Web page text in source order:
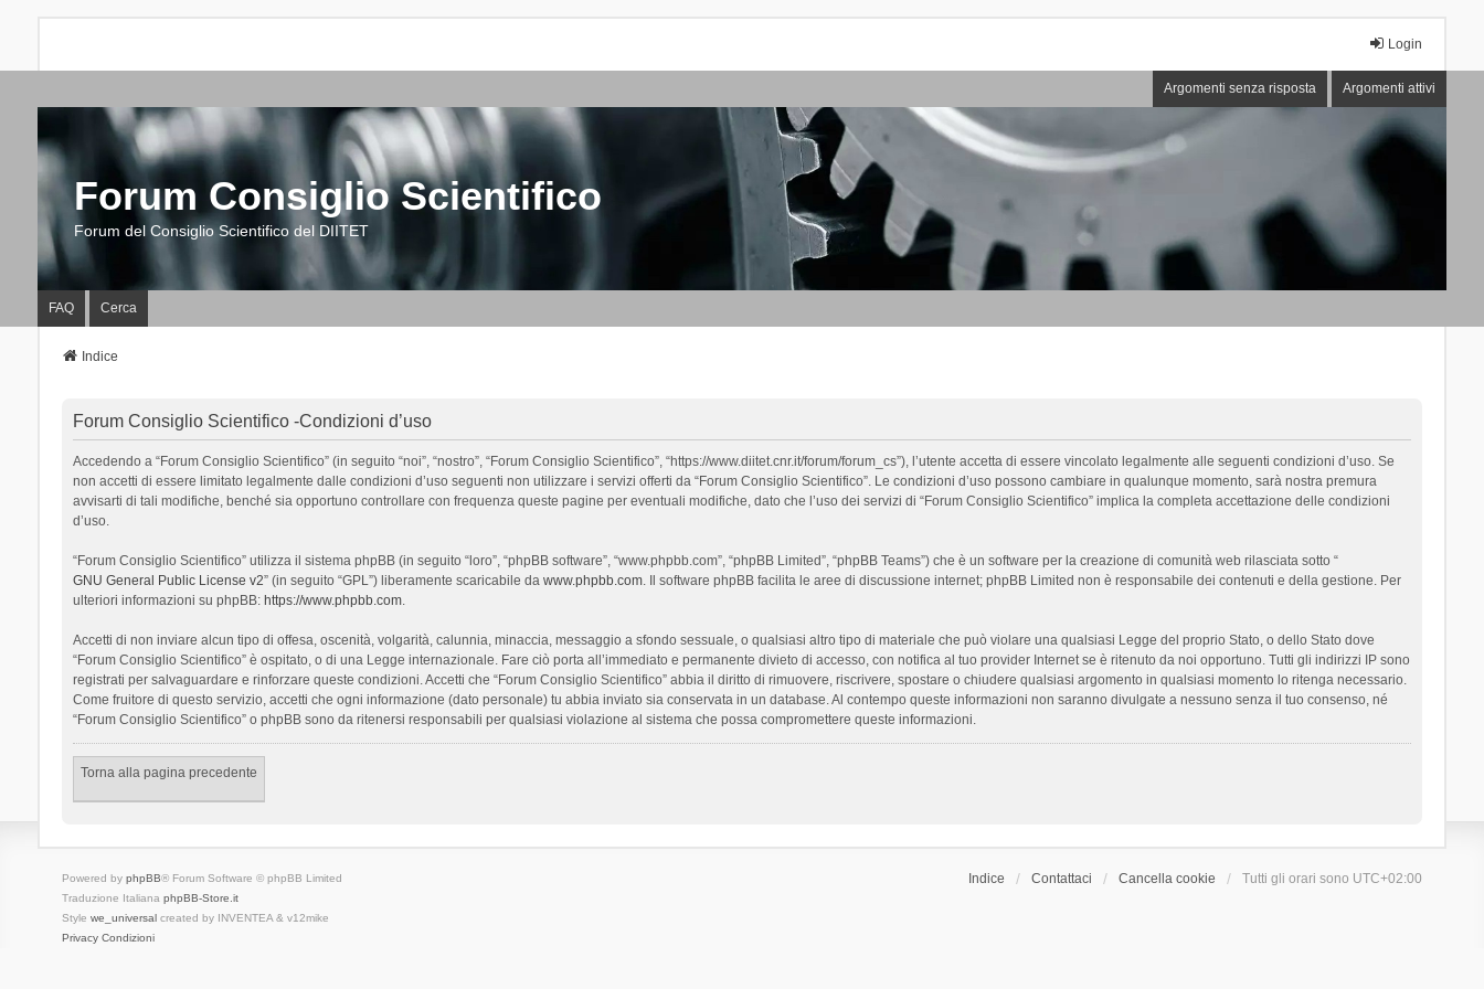
Login
Argomenti senza risposta Argomenti attivi
Forum Consiglio Scientifico
Forum del Consiglio Scientifico del DIITET
FAQ Cerca
Indice
Forum Consiglio Scientifico -Condizioni d’uso
Accedendo a “Forum Consiglio Scientifico” (in seguito “noi”, “nostro”, “Forum Consiglio Scientifico”, “https://www.diitet.cnr.it/forum/forum_cs”), l’utente accetta di essere vincolato legalmente alle seguenti condizioni d’uso. Se
non accetti di essere limitato legalmente dalle condizioni d’uso seguenti non utilizzare i servizi offerti da “Forum Consiglio Scientifico”. Le condizioni d’uso possono cambiare in qualunque momento, sarà nostra premura
avvisarti di tali modifiche, benché sia opportuno controllare con frequenza queste pagine per eventuali modifiche, dato che l’uso dei servizi di “Forum Consiglio Scientifico” implica la completa accettazione delle condizioni
d’uso.
“Forum Consiglio Scientifico” utilizza il sistema phpBB (in seguito “loro”, “phpBB software”, “www.phpbb.com”, “phpBB Limited”, “phpBB Teams”) che è un software per la creazione di comunità web rilasciata sotto “
GNU General Public License v2” (in seguito “GPL”) liberamente scaricabile da www.phpbb.com. Il software phpBB facilita le aree di discussione internet; phpBB Limited non è responsabile dei contenuti e della gestione. Per
ulteriori informazioni su phpBB: https://www.phpbb.com.
Accetti di non inviare alcun tipo di offesa, oscenità, volgarità, calunnia, minaccia, messaggio a sfondo sessuale, o qualsiasi altro tipo di materiale che può violare una qualsiasi Legge del proprio Stato, o dello Stato dove
“Forum Consiglio Scientifico” è ospitato, o di una Legge internazionale. Fare ciò porta all’immediato e permanente divieto di accesso, con notifica al tuo provider Internet se è ritenuto da noi opportuno. Tutti gli indirizzi IP sono
registrati per salvaguardare e rinforzare queste condizioni. Accetti che “Forum Consiglio Scientifico” abbia il diritto di rimuovere, riscrivere, spostare o chiudere qualsiasi argomento in qualsiasi momento lo ritenga necessario.
Come fruitore di questo servizio, accetti che ogni informazione (dato personale) tu abbia inviato sia conservata in un database. Al contempo queste informazioni non saranno divulgate a nessuno senza il tuo consenso, né
“Forum Consiglio Scientifico” o phpBB sono da ritenersi responsabili per qualsiasi violazione al sistema che possa compromettere queste informazioni.
Torna alla pagina precedente
Indice Contattaci Cancella cookie Tutti gli orari sono UTC+02:00
Powered by phpBB® Forum Software © phpBB Limited
Traduzione Italiana phpBB-Store.it
Style we_universalcreated by INVENTEA & v12mike
Privacy Condizioni